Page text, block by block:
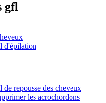
gfl
d'épilation
de repousse des cheveux
les acrochordons